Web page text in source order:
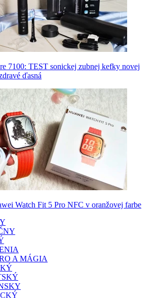
7100: TEST sonickej zubnej kefky novej
ďasná
Watch Fit 5 Pro NFC v oranžovej farbe
A MÁGIA